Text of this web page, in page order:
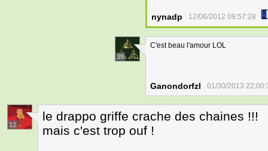
nynadp 12/06/2012 09:57:28
39
C'est beau l'amour LOL
Ganondorfzl 01/30/2013
12
le drappo griffe crache des chaines !!!
mais c'est trop ouf !